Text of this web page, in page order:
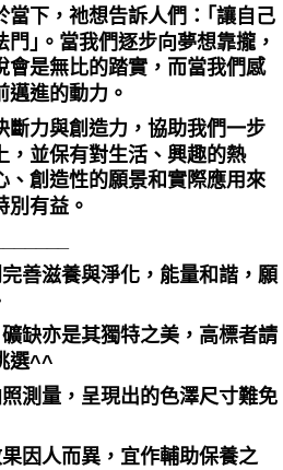
當下，祂想告訴人們：｢讓自己
｣。當我們逐步向夢想靠攏，
會是無比的踏實，而當我們感
邁進的動力。
斷力與創造力，協助我們一步
，並保有對生活、興趣的熱
、創造性的願景和實際應用來
別有益。
善滋養與淨化，能量和諧，願
缺亦是其獨特之美，高標者請
選^^
測量，呈現出的色澤尺寸難免
因人而異，宜作輔助保養之